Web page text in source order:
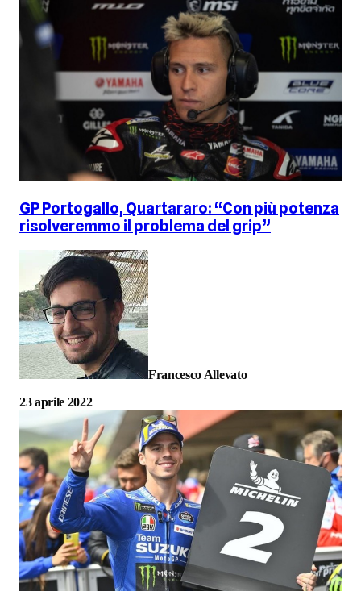
GP Portogallo, Quartararo: “Con più potenza
risolveremmo il problema del grip”
Francesco Allevato
23 aprile 2022